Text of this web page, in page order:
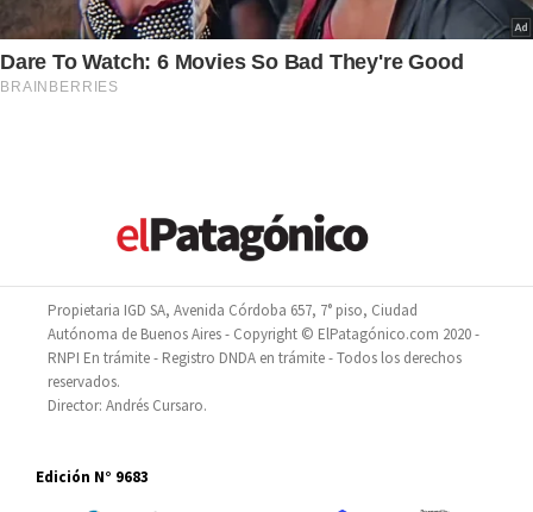
Propietaria IGD SA, Avenida Córdoba 657, 7° piso, Ciudad
Autónoma de Buenos Aires - Copyright © ElPatagónico.com 2020 -
RNPI En trámite - Registro DNDA en trámite - Todos los derechos
reservados.
Director: Andrés Cursaro.
Edición N° 9683